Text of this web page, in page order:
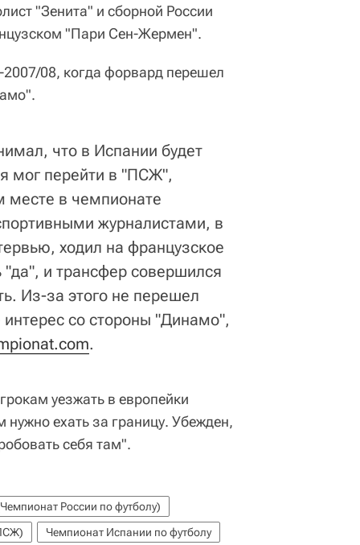
"Зенита" и сборной России
"Пари Сен-Жермен".
2007/08, когда форвард перешел
что в Испании будет
мог перейти в "ПСЖ",
месте в чемпионате
журналистами, в
ходил на французское
и трансфер совершился
Из-за этого не перешел
со стороны "Динамо",
.
уезжать в европейки
ехать за границу. Убежден,
себя там".
России по футболу)
Чемпионат Испании по футболу